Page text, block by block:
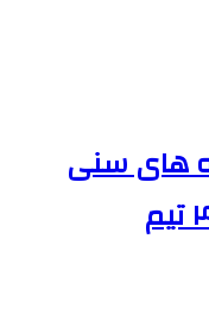
های سنی